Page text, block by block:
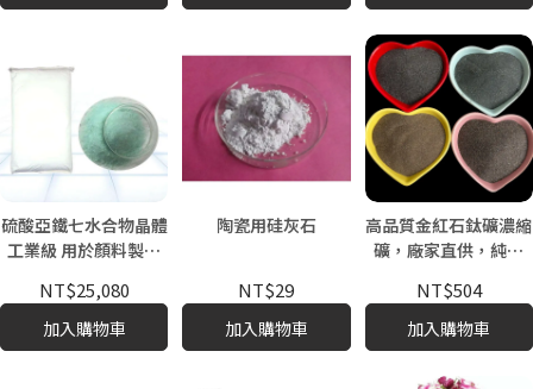
硫酸亞鐵七水合物晶體
工業級 用於顏料製造
產地
NT$25,080
加入購物車
陶瓷用硅灰石
NT$29
加入購物車
高品質金紅石鈦礦濃縮
礦，廠家直供，純度
接，中國CAS 1317-
80-2
NT$504
加入購物車